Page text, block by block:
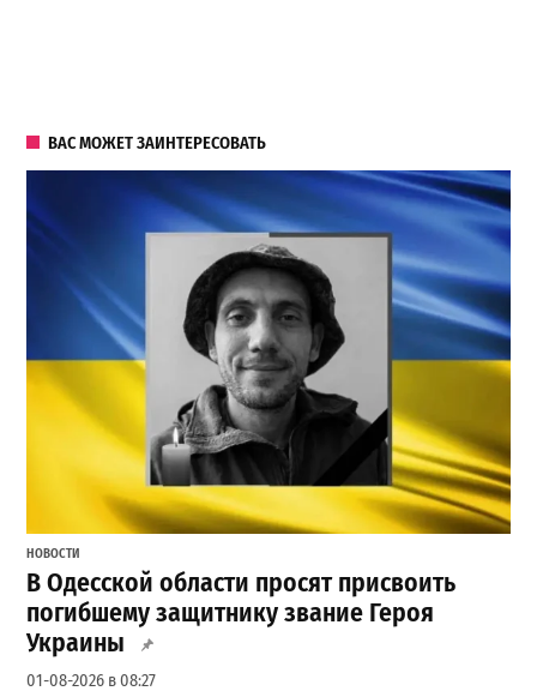
ВАС МОЖЕТ ЗАИНТЕРЕСОВАТЬ
НОВОСТИ
В Одесской области просят присвоить
погибшему защитнику звание Героя
Украины
01-08-2026 в 08:27